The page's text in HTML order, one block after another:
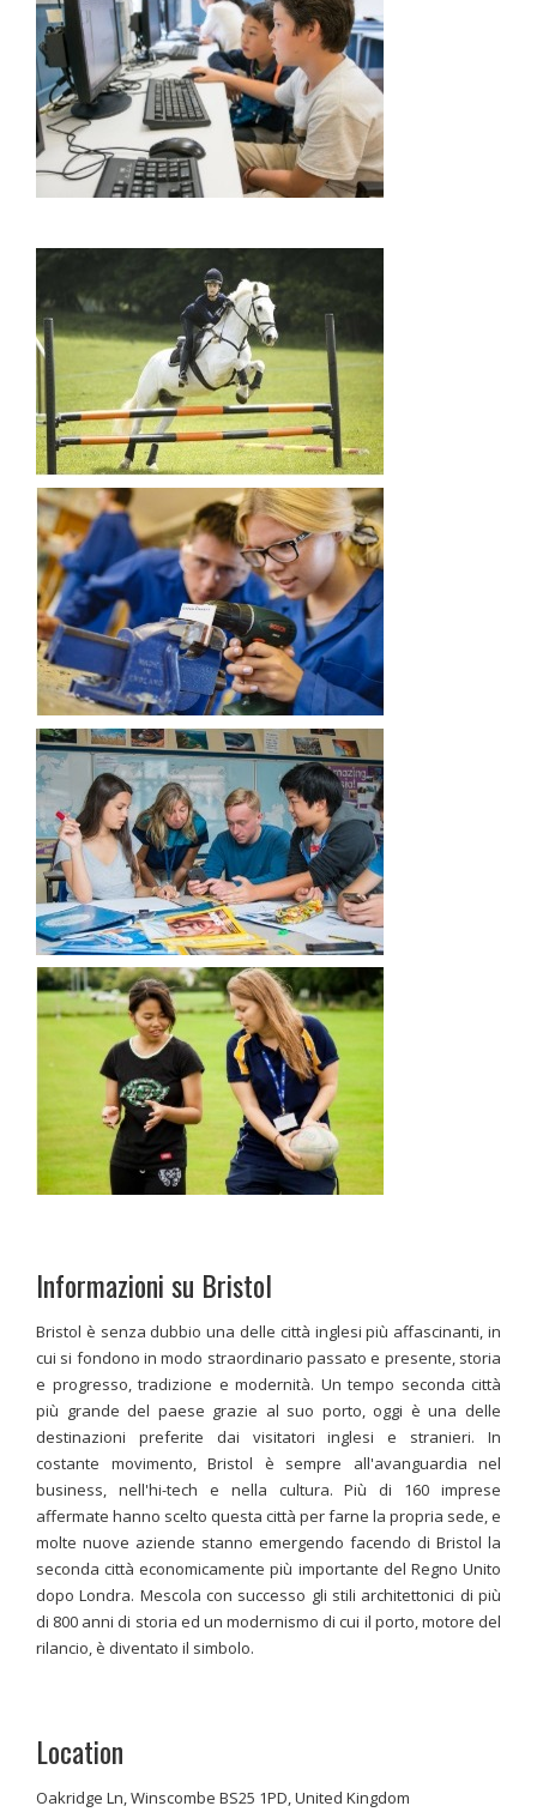
Informazioni su Bristol
Bristol è senza dubbio una delle città inglesi più affascinanti, in
cui si fondono in modo straordinario passato e presente, storia
e progresso, tradizione e modernità. Un tempo seconda città
più grande del paese grazie al suo porto, oggi è una delle
destinazioni preferite dai visitatori inglesi e stranieri. In
costante movimento, Bristol è sempre all'avanguardia nel
business, nell'hi-tech e nella cultura. Più di 160 imprese
affermate hanno scelto questa città per farne la propria sede, e
molte nuove aziende stanno emergendo facendo di Bristol la
seconda città economicamente più importante del Regno Unito
dopo Londra. Mescola con successo gli stili architettonici di più
di 800 anni di storia ed un modernismo di cui il porto, motore del
rilancio, è diventato il simbolo.
Location
Oakridge Ln, Winscombe BS25 1PD, United Kingdom